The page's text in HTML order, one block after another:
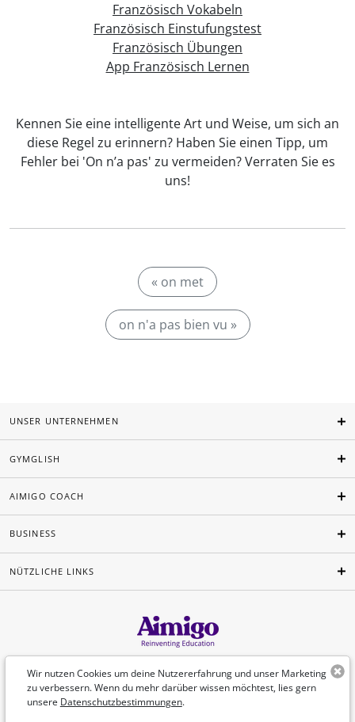
Französisch Vokabeln
Französisch Einstufungstest
Französisch Übungen
App Französisch Lernen
Kennen Sie eine intelligente Art und Weise, um sich an
diese Regel zu erinnern? Haben Sie einen Tipp, um
Fehler bei 'On n’a pas' zu vermeiden? Verraten Sie es
uns!
« on met
on n'a pas bien vu »
Wir nutzen Cookies um deine Nutzererfahrung und unser Marketing
zu verbessern. Wenn du mehr darüber wissen möchtest, lies gern
unsere Datenschutzbestimmungen.
UNSER UNTERNEHMEN
GYMGLISH
AIMIGO COACH
BUSINESS
NÜTZLICHE LINKS
Deutsch
©Aimigo 2026